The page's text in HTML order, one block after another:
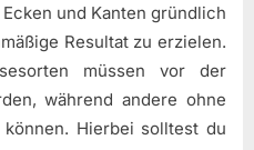
und Kanten gründlich
Resultat zu erzielen.
müssen vor der
während andere ohne
Hierbei solltest du